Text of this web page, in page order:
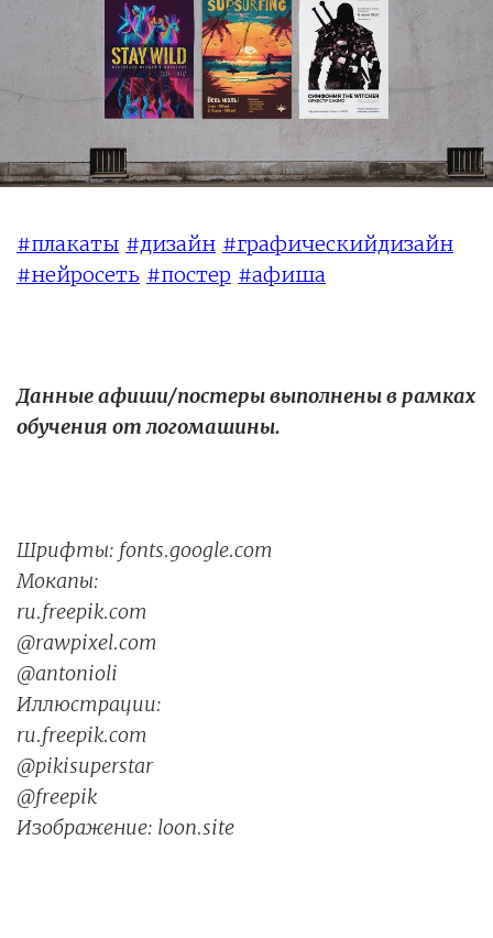
#плакаты #дизайн #графическийдизайн
#нейросеть #постер #афиша
Данные афиши/постеры выполнены в рамках
обучения от логомашины.
Шрифты: fonts.google.com
Мокапы:
ru.freepik.com
@rawpixel.com
@antonioli
Иллюстрации:
ru.freepik.com
@pikisuperstar
@freepik
Изображение: loon.site